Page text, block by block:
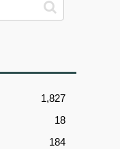
1,827
18
184